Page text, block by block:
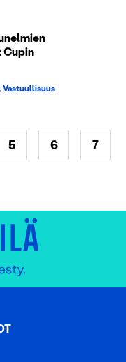
Cupin
,Vastuullisuus
5 6 7